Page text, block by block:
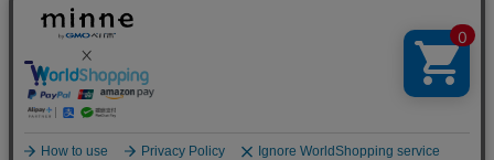
実在証明・盗聴対策
サイバー攻撃対策（GMO Flatt Security）
セキュリティ事業の軌跡